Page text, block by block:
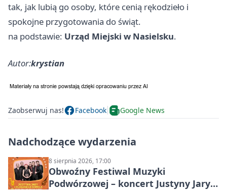
tak, jak lubią go osoby, które cenią rękodzieło i
spokojne przygotowania do świąt.
na podstawie: Urząd Miejski w Nasielsku.
Autor:krystian
Zaobserwuj nas! Facebook Google News
Nadchodzące wydarzenia
8 sierpnia 2026, 17:00
Obwoźny Festiwal Muzyki
Podwórzowej – koncert Justyny Jary i